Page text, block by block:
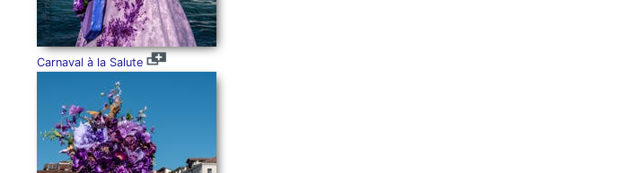
Carnaval à la Salute